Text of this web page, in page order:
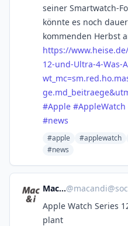
seiner Smartwatch-
könnte es noch
kommenden Herbst
https://www.
12-und-Ultra-4-Was-
#Apple #AppleWatch
#news
#apple #applewatch
#news
Mac & i@
Apple Watch Series
plant